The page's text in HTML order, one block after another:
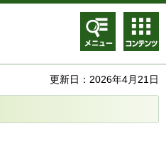
メニュ
ー
コンテ
ンツメ
ニュー
更新日：2026年4月21日